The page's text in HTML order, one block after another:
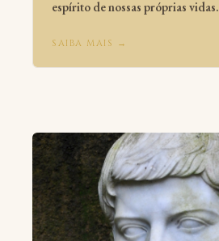
espírito de nossas próprias vidas.
SAIBA MAIS →